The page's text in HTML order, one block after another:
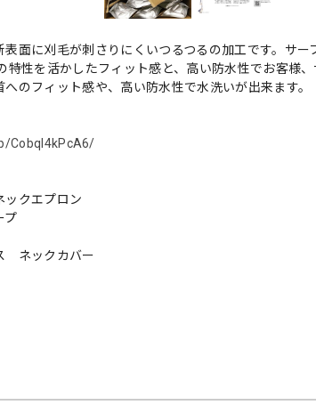
表面に刈毛が刺さりにくいつるつるの加工です。サ
特性を活かしたフィット感と、高い防水性でお客様
のフィット感や、高い防水性で水洗いが出来ます。
Cobql4kPcA6/
クエプロン
プ
ネックカバー